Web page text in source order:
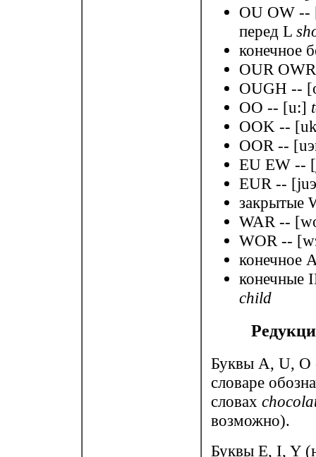
OU OW
перед L
конечное
OUR
OUGH --
OO -- [u:]
OOK --
OOR --
EU EW --
EUR --
закрытые
WAR --
WOR --
конечное
child
Буквы A, U, O
словаре
словах
возможно).
Буквы E, I, Y